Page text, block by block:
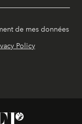
de mes données
Policy